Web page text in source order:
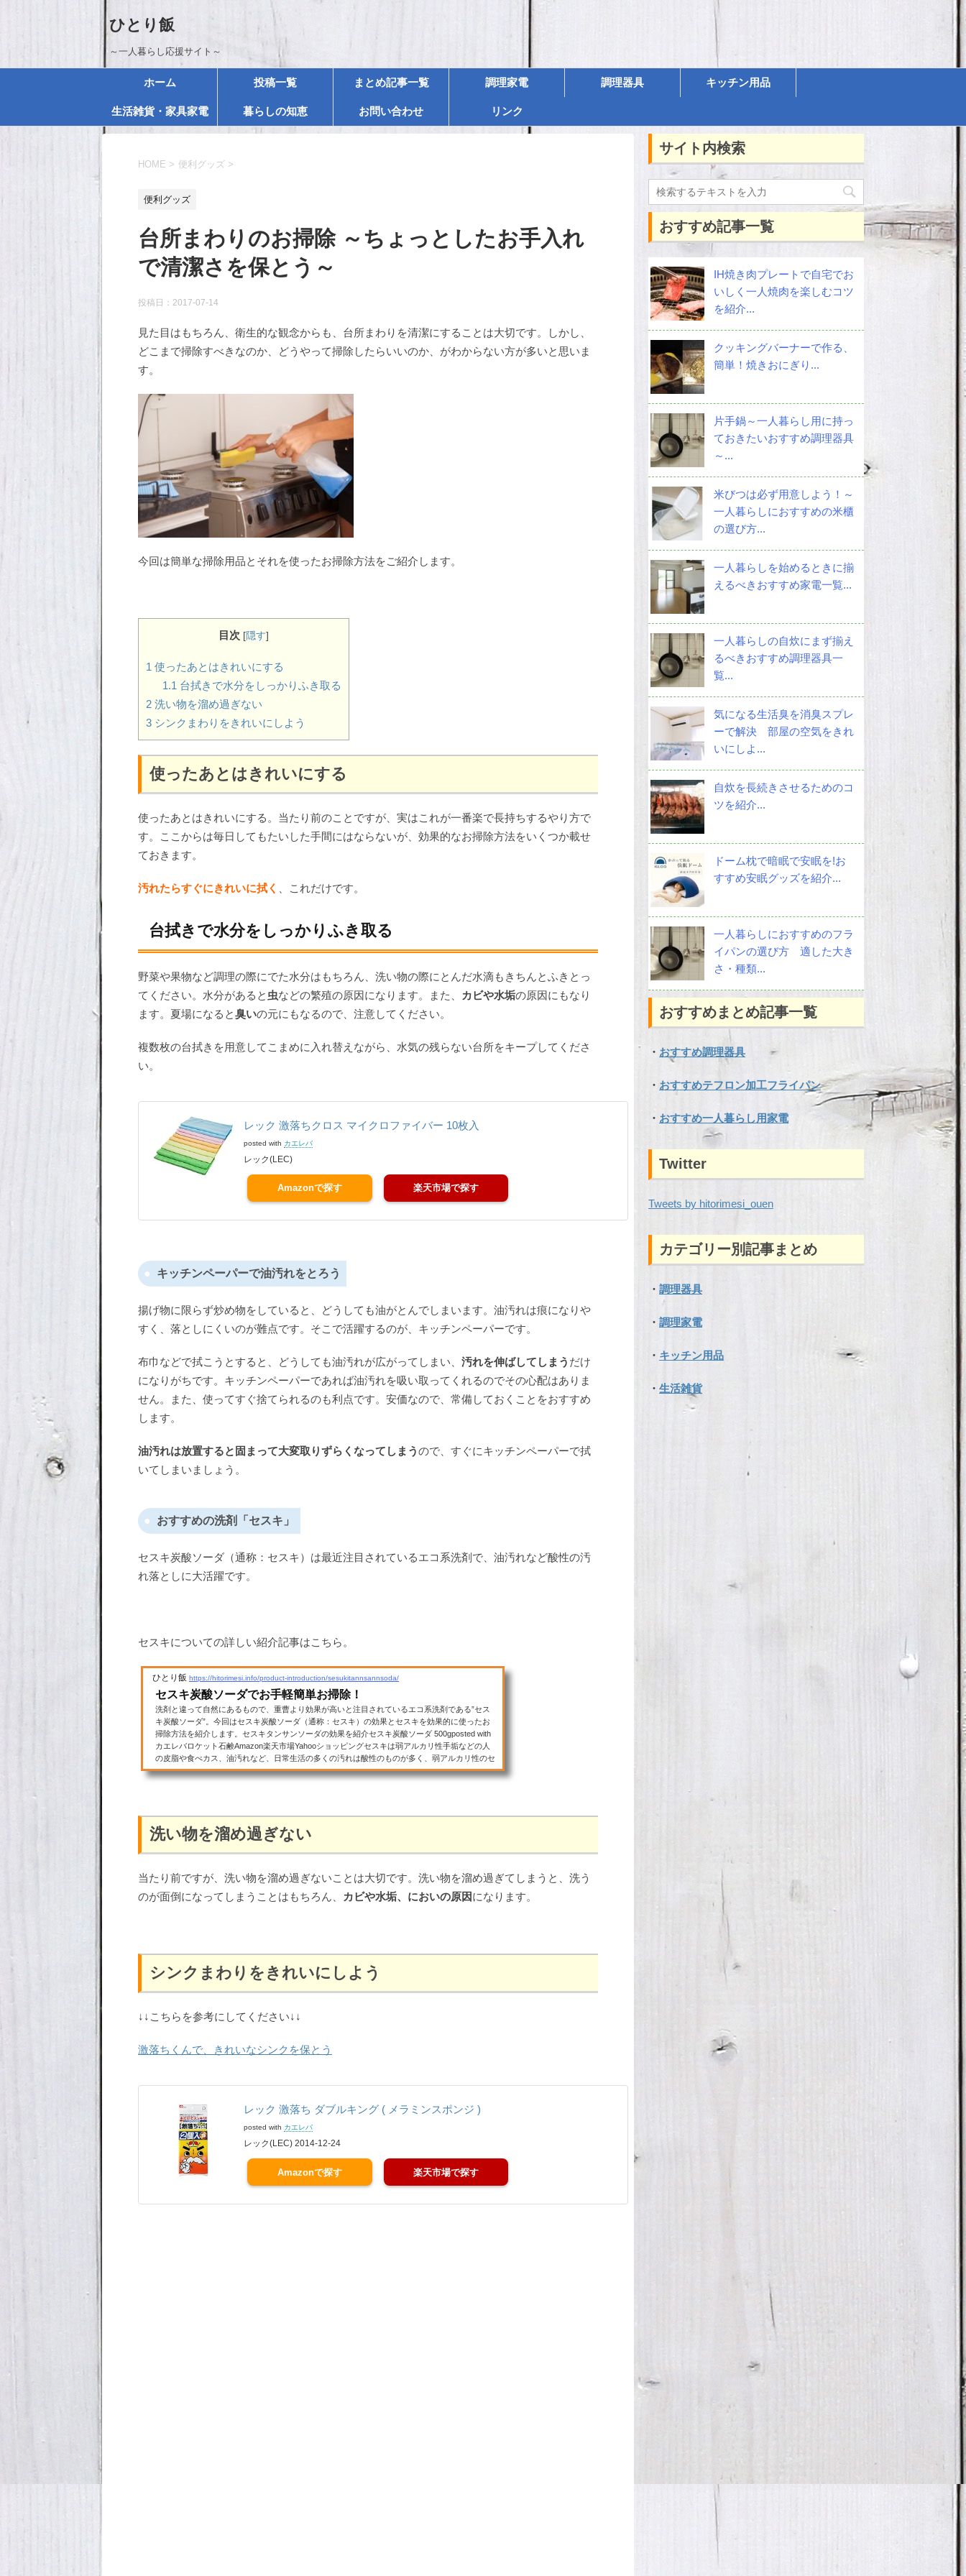
ひとり飯
～一人暮らし応援サイト～
ホーム 投稿一覧 まとめ記事一覧 調理家電 調理器具 キッチン用品
生活雑貨・家具家電 暮らしの知恵 お問い合わせ リンク
HOME > 便利グッズ >
便利グッズ
台所まわりのお掃除 ～ちょっとしたお手入れ
で清潔さを保とう～
投稿日： 2017-07-14
見た目はもちろん、衛生的な観念からも、台所まわりを清潔にすることは大切です。しかし、
どこまで掃除すべきなのか、どうやって掃除したらいいのか、がわからない方が多いと思いま
す。
今回は簡単な掃除用品とそれを使ったお掃除方法をご紹介します。
目次 [隠す]
1 使ったあとはきれいにする
1.1台拭きで水分をしっかりふき取る
2 洗い物を溜め過ぎない
3 シンクまわりをきれいにしよう
使ったあとはきれいにする
使ったあとはきれいにする。当たり前のことですが、実はこれが一番楽で長持ちするやり方で
す。ここからは毎日してもたいした手間にはならないが、効果的なお掃除方法をいくつか載せ
ておきます。
汚れたらすぐにきれいに拭く 、これだけです。
台拭きで水分をしっかりふき取る
野菜や果物など調理の際にでた水分はもちろん、洗い物の際にとんだ水滴もきちんとふきとっ
てください。水分があると 虫などの繁殖の原因になります。また、 カビや水垢の原因にもなり
ます。夏場になると臭いの元にもなるので、注意してください。
複数枚の台拭きを用意してこまめに入れ替えながら、水気の残らない台所をキープしてくださ
い。
レック 激落ちクロス マイクロファイバー 10枚入
posted with カエレバ
レック(LEC)
Amazon 楽天市場
キッチンペーパーで油汚れをとろう
揚げ物に限らず炒め物をしていると、どうしても油がとんでしまいます。油汚れは痕になりや
すく、落としにくいのが難点です。そこで活躍するのが、キッチンペーパーです。
布巾などで拭こうとすると、どうしても油汚れが広がってしまい、 汚れを伸ばしてしまう だけ
になりがちです。キッチンペーパーであれば油汚れを吸い取ってくれるのでその心配はありま
せん。また、使ってすぐ捨てられるのも利点です。安価なので、常備しておくことをおすすめ
します。
油汚れは放置すると固まって大変取りずらくなってしまうので、すぐにキッチンペーパーで拭
いてしまいましょう。
おすすめの洗剤「セスキ」
セスキ炭酸ソーダ（通称：セスキ）は最近注目されているエコ系洗剤で、油汚れなど酸性の汚
れ落としに大活躍です。
セスキについての詳しい紹介記事はこちら。
ひとり飯 https://hitorimesi.info/product-introduction/sesukitannsannsoda/
セスキ炭酸ソーダでお手軽簡単お掃除！
洗剤と違って自然にあるもので、重曹より効果が高いと注目されているエコ系洗剤である”セス
キ炭酸ソーダ”。今回はセスキ炭酸ソーダ（通称：セスキ）の効果とセスキを効果的に使ったお
掃除方法を紹介します。セスキタンサンソーダの効果を紹介セスキ炭酸ソーダ 500gposted with
カエレバロケット石鹸Amazon楽天市場Yahooショッピングセスキは弱アルカリ性手垢などの人
の皮脂や食べカス、油汚れなど、日常生活の多くの汚れは酸性のものが多く、弱アルカリ性のセ
スキで効果的に落とすことができます。汗や足のにおいなどの気になる酸っぱ...
洗い物を溜め過ぎない
当たり前ですが、洗い物を溜め過ぎないことは大切です。洗い物を溜め過ぎてしまうと、洗う
のが面倒になってしまうことはもちろん、
カビや水垢、においの原因になります。
シンクまわりをきれいにしよう
↓↓こちらを参考にしてください↓↓
激落ちくんで、きれいなシンクを保とう
レック 激落ち ダブルキング ( メラミンスポンジ )
posted with カエレバ
レック(LEC) 2014-12-24
Amazon 楽天市場
サイト内検索
おすすめ記事一覧
IH焼き肉プレートで自宅でお
いしく一人焼肉を楽しむコツ
を紹介...
クッキングバーナーで作る、
簡単！焼きおにぎり...
片手鍋～一人暮らし用に持っ
ておきたいおすすめ調理器具
～...
米びつは必ず用意しよう！～
一人暮らしにおすすめの米櫃
の選び方...
一人暮らしを始めるときに揃
えるべきおすすめ家電一覧...
一人暮らしの自炊にまず揃え
るべきおすすめ調理器具一
覧...
気になる生活臭を消臭スプレ
ーで解決 部屋の空気をきれ
いにしよ...
自炊を長続きさせるためのコ
ツを紹介...
ドーム枕で暗眠で安眠を!お
すすめ安眠グッズを紹介...
一人暮らしにおすすめのフラ
イパンの選び方 適した大き
さ・種類...
おすすめまとめ記事一覧
・ おすすめ調理器具
・ おすすめテフロン加工フライパン
・ おすすめ一人暮らし用家電
Twitter
Tweets by hitorimesi_ouen
カテゴリー別記事まとめ
・ 調理器具
・ 調理家電
・ キッチン用品
・ 生活雑貨